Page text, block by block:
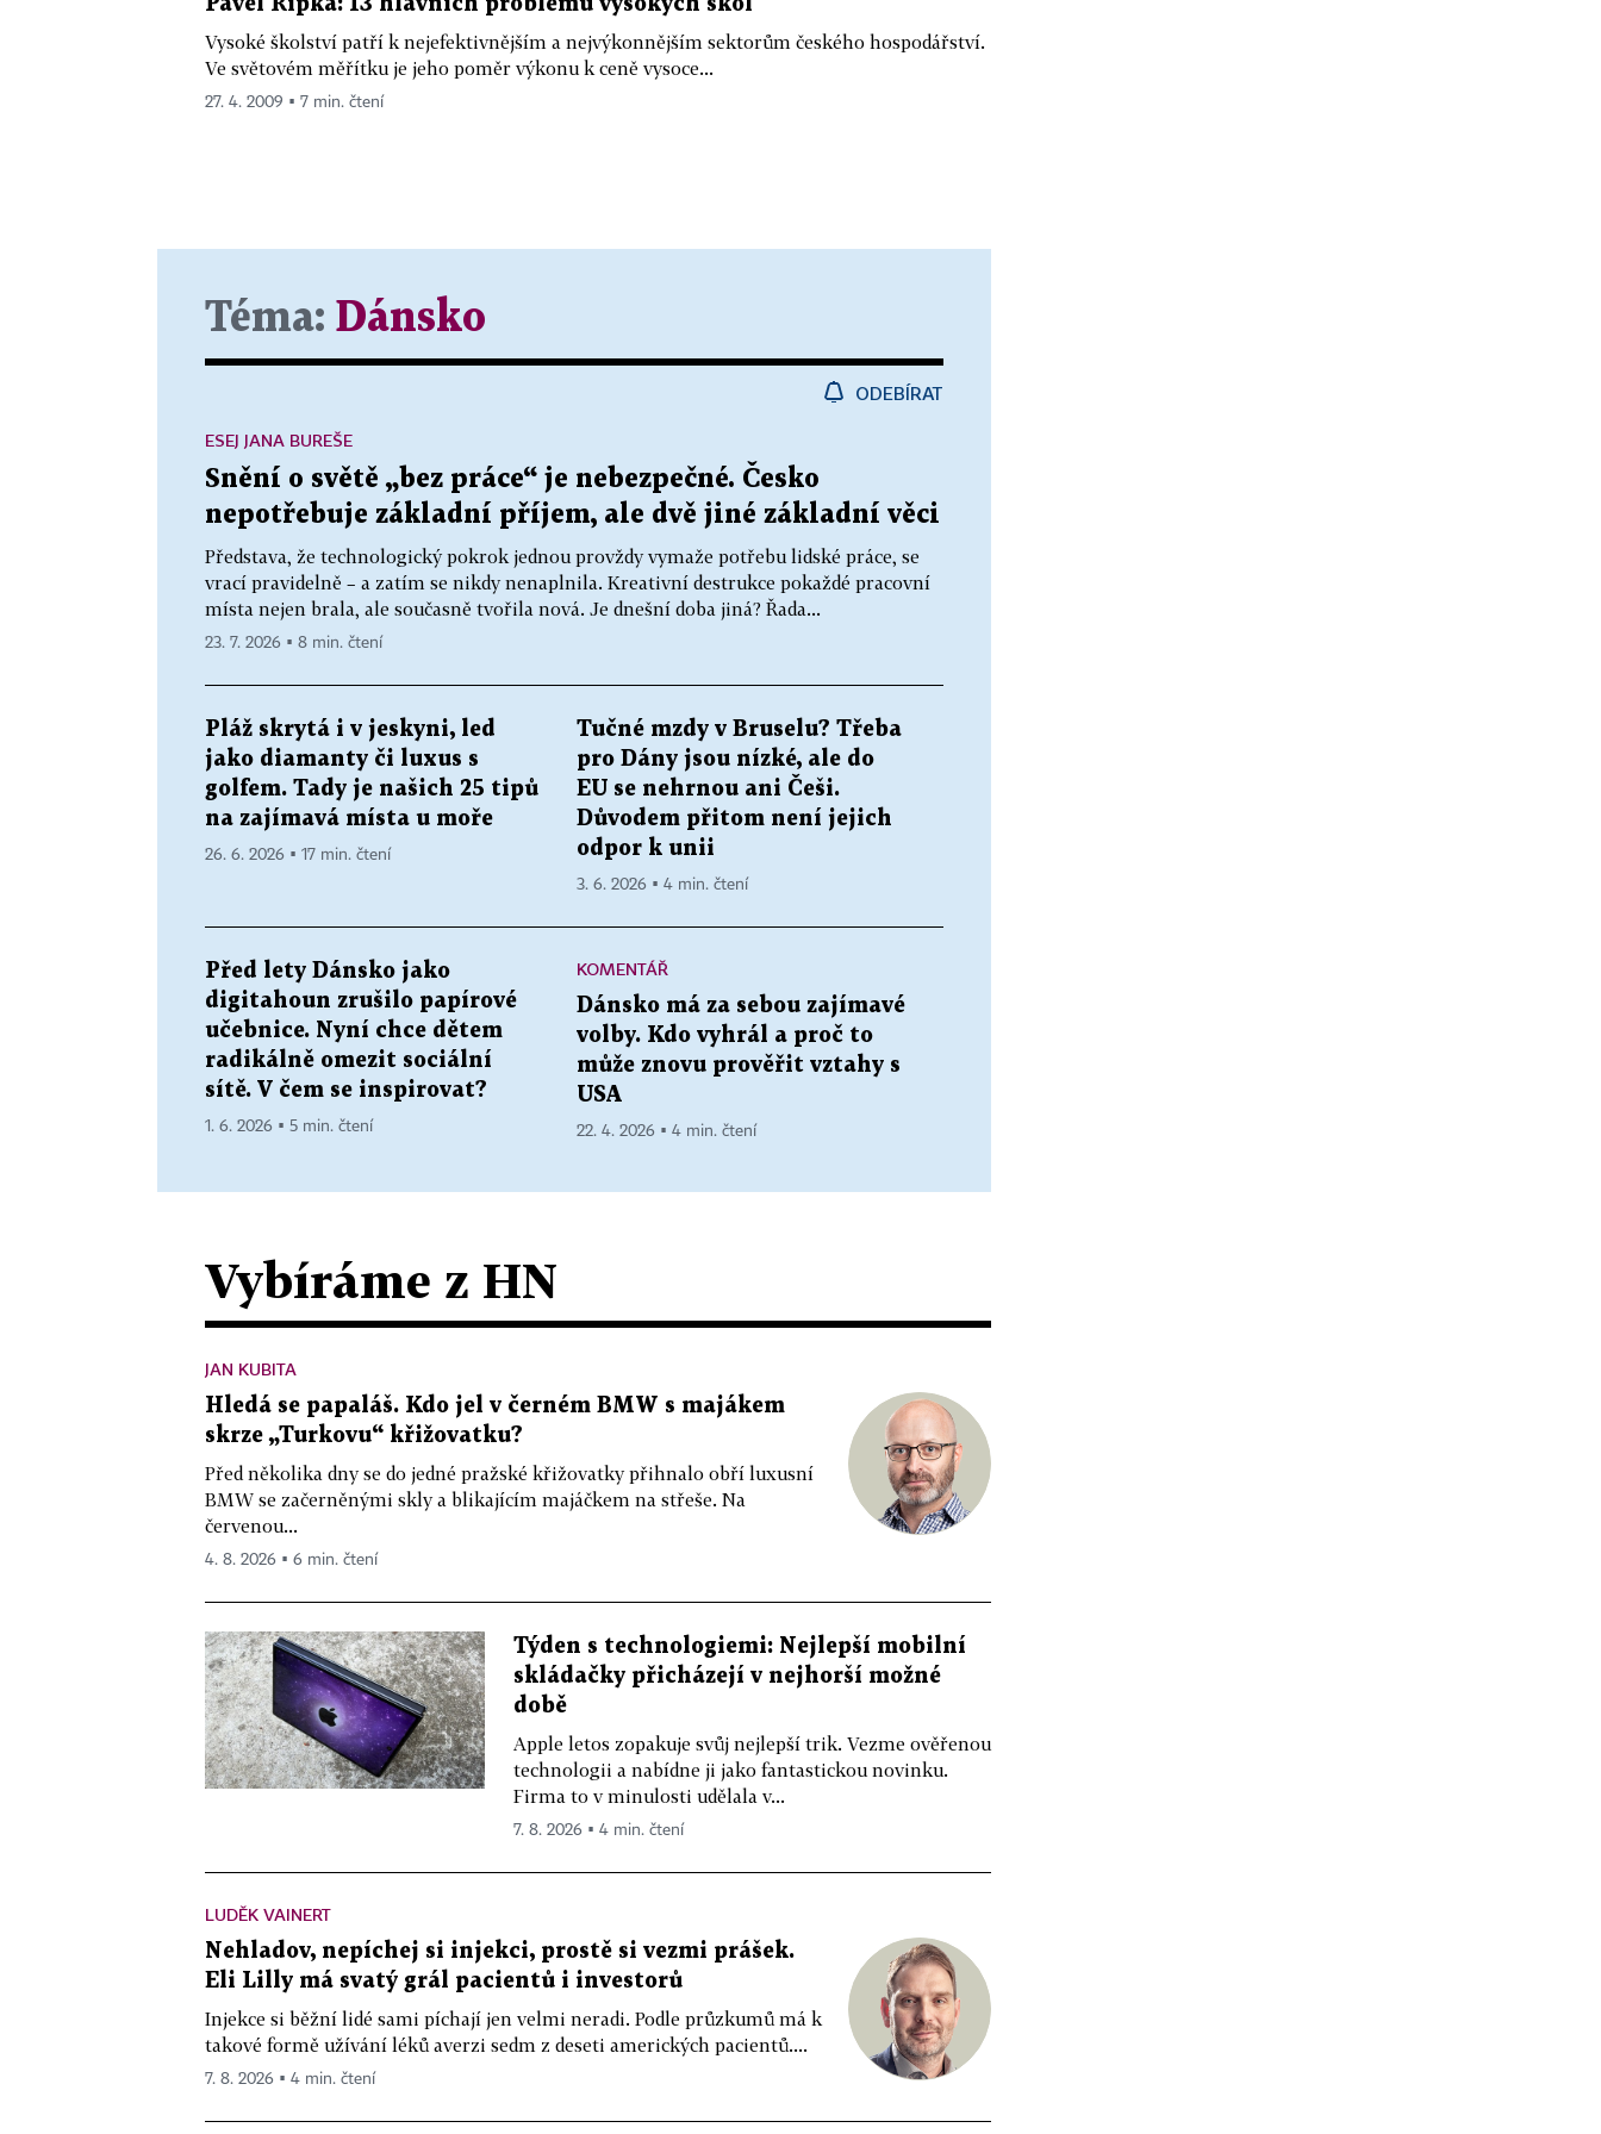
Pavel Ripka: 13 hlavních problémů vysokých škol
Vysoké školství patří k nejefektivnějším a nejvýkonnějším sektorům českého hospodářství.
Ve světovém měřítku je jeho poměr výkonu k ceně vysoce...
27. 4. 2009 ▪ 7 min. čtení
Téma: Dánsko
ODEBÍRAT
Snění o světě „bez práce“ je nebezpečné. Česko
nepotřebuje základní příjem, ale dvě jiné základní věci
Představa, že technologický pokrok jednou provždy vymaže potřebu lidské práce, se
vrací pravidelně – a zatím se nikdy nenaplnila. Kreativní destrukce pokaždé pracovní
místa nejen brala, ale současně tvořila nová. Je dnešní doba jiná? Řada...
ESEJ JANA BUREŠE
23. 7. 2026 ▪ 8 min. čtení
Pláž skrytá i v jeskyni, led
jako diamanty či luxus s
golfem. Tady je našich 25 tipů
na zajímavá místa u moře
26. 6. 2026 ▪ 17 min. čtení
Tučné mzdy v Bruselu? Třeba
pro Dány jsou nízké, ale do
EU se nehrnou ani Češi.
Důvodem přitom není jejich
odpor k unii
3. 6. 2026 ▪ 4 min. čtení
Před lety Dánsko jako
digitahoun zrušilo papírové
učebnice. Nyní chce dětem
radikálně omezit sociální
sítě. V čem se inspirovat?
1. 6. 2026 ▪ 5 min. čtení
KOMENTÁŘ
Dánsko má za sebou zajímavé
volby. Kdo vyhrál a proč to
může znovu prověřit vztahy s
USA
22. 4. 2026 ▪ 4 min. čtení
Vybíráme z HN
JAN KUBITA
Hledá se papaláš. Kdo jel v černém BMW s majákem
skrze „Turkovu“ křižovatku?
Před několika dny se do jedné pražské křižovatky přihnalo obří luxusní
BMW se začerněnými skly a blikajícím majáčkem na střeše. Na
červenou...
4. 8. 2026 ▪ 6 min. čtení
Týden s technologiemi: Nejlepší mobilní
skládačky přicházejí v nejhorší možné
době
Apple letos zopakuje svůj nejlepší trik. Vezme ověřenou
technologii a nabídne ji jako fantastickou novinku.
Firma to v minulosti udělala v...
7. 8. 2026 ▪ 4 min. čtení
LUDĚK VAINERT
Nehladov, nepíchej si injekci, prostě si vezmi prášek.
Eli Lilly má svatý grál pacientů i investorů
Injekce si běžní lidé sami píchají jen velmi neradi. Podle průzkumů má k
takové formě užívání léků averzi sedm z deseti amerických pacientů....
7. 8. 2026 ▪ 4 min. čtení